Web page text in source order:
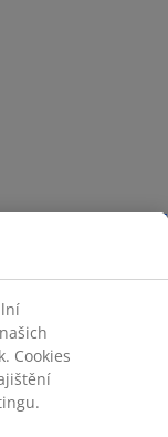
Cookies